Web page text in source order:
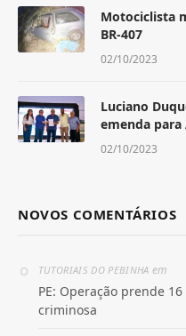
Motociclista
BR-407
02/10/2023
Luciano
emenda para
02/10/2023
NOVOS COMENTÁRIOS
TUTORIAIS DO PEBINHA em
PE: Operação prende
criminosa